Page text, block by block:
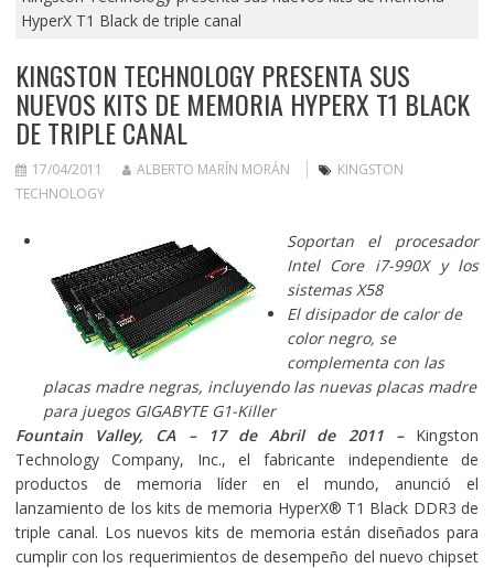
HyperX T1 Black de triple canal
KINGSTON TECHNOLOGY PRESENTA SUS
NUEVOS KITS DE MEMORIA HYPERX T1 BLACK
DE TRIPLE CANAL
17/04/2011 ALBERTO MARÍN MORÁN
KINGSTON
TECHNOLOGY
Soportan el procesador
Intel Core i7-990X y los
sistemas X58
El disipador de calor de
color negro, se
complementa con las
placas madre negras, incluyendo las nuevas placas madre
para juegos GIGABYTE G1-Killer
Fountain Valley, CA – 17 de Abril de 2011 – Kingston
Technology Company, Inc., el fabricante independiente de
productos de memoria líder en el mundo, anunció el
lanzamiento de los kits de memoria HyperX® T1 Black DDR3 de
triple canal. Los nuevos kits de memoria están diseñados para
cumplir con los requerimientos de desempeño del nuevo chipset